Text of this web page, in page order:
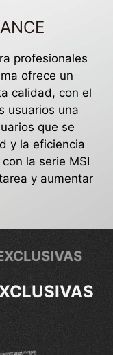
profesionales
ofrece un
calidad, con el
usuarios una
que se
y la eficiencia
la serie MSI
y aumentar